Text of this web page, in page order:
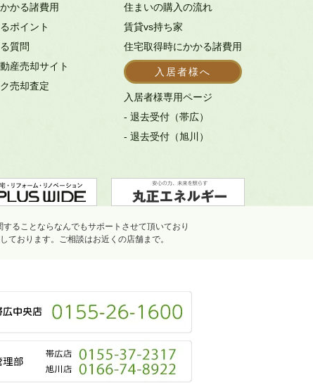
かる諸費用
ポイント
質問
産売却サイト
売却査定
住まいの購入の流れ
賃貸vs持ち家
住宅取得時にかかる諸費用
入居者様へ
入居者様専用ページ
- 退去受付（帯広）
- 退去受付（旭川）
ることならなんでもサポートさせて頂いており
おります。ご相談はお近くの店舗まで。